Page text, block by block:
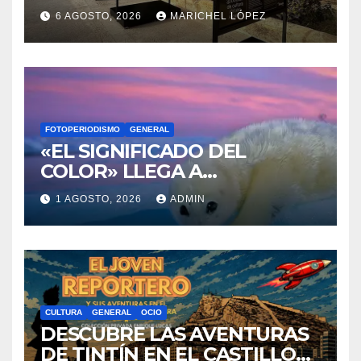
RENACEN EN EL CASTILLO
DE SANTA BÁRBARA
6 AGOSTO, 2026 MARICHEL LÓPEZ
FOTOPERIODISMO GENERAL
«EL SIGNIFICADO DEL
COLOR» LLEGA A
VILLAJOYOSA
1 AGOSTO, 2026 ADMIN
CULTURA GENERAL OCIO
DESCUBRE LAS AVENTURAS
DE TINTÍN EN EL CASTILLO